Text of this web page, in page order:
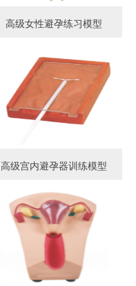
高级女性避孕练习模型
高级宫内避孕器训练模型